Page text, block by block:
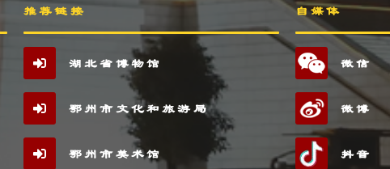
推荐链接
湖北省博物馆
鄂州市文化和旅游局
鄂州市美术馆
自媒体
微信
微博
抖音